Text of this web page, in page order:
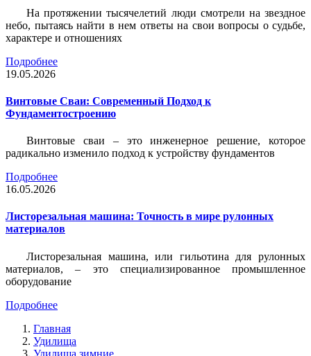
На протяжении тысячелетий люди смотрели на звездное
небо, пытаясь найти в нем ответы на свои вопросы о судьбе,
характере и отношениях
Подробнее
19.05.2026
Винтовые Сваи: Современный Подход к
Фундаментостроению
Винтовые сваи – это инженерное решение, которое
радикально изменило подход к устройству фундаментов
Подробнее
16.05.2026
Листорезальная машина: Точность в мире рулонных
материалов
Листорезальная машина, или гильотина для рулонных
материалов, – это специализированное промышленное
оборудование
Подробнее
Главная
Удилища
Удилища зимние